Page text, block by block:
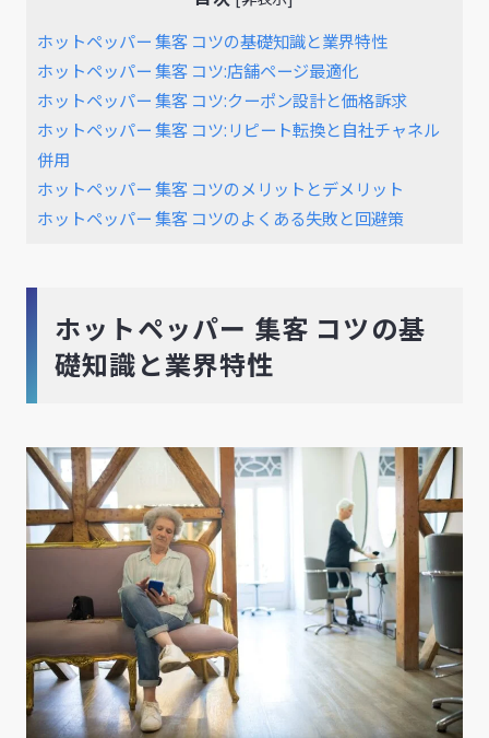
ホットペッパー 集客 コツの基礎知識と業界特性
ホットペッパー 集客 コツ:店舗ページ最適化
ホットペッパー 集客 コツ:クーポン設計と価格訴求
ホットペッパー 集客 コツ:リピート転換と自社チャネル
併用
ホットペッパー 集客 コツのメリットとデメリット
ホットペッパー 集客 コツのよくある失敗と回避策
ホットペッパー 集客 コツの基
礎知識と業界特性